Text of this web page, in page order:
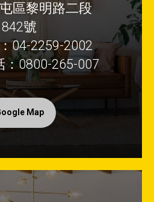
區黎明路二段
842號
04-2259-2002
：0800-265-007
Map